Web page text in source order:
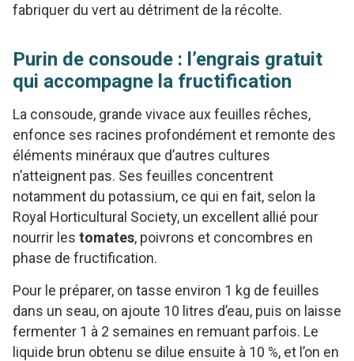
fabriquer du vert au détriment de la récolte.
Purin de consoude : l’engrais gratuit
qui accompagne la fructification
La consoude, grande vivace aux feuilles rêches,
enfonce ses racines profondément et remonte des
éléments minéraux que d’autres cultures
n’atteignent pas. Ses feuilles concentrent
notamment du potassium, ce qui en fait, selon la
Royal Horticultural Society, un excellent allié pour
nourrir les tomates, poivrons et concombres en
phase de fructification.
Pour le préparer, on tasse environ 1 kg de feuilles
dans un seau, on ajoute 10 litres d’eau, puis on laisse
fermenter 1 à 2 semaines en remuant parfois. Le
liquide brun obtenu se dilue ensuite à 10 %, et l’on en